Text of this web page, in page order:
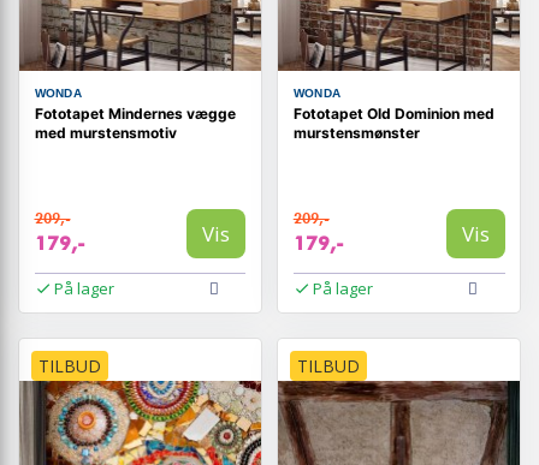
WONDA
Fototapet Mindernes vægge
med murstensmotiv
209,-
179,- Vis
På lager
WONDA
Fototapet Old Dominion med
murstensmønster
209,-
179,- Vis
På lager
TILBUD TILBUD